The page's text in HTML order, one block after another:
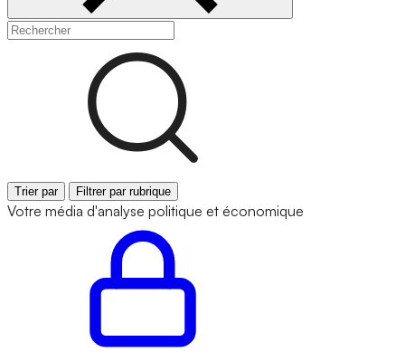
Trier par Filtrer par rubrique
Votre média d'analyse politique et économique